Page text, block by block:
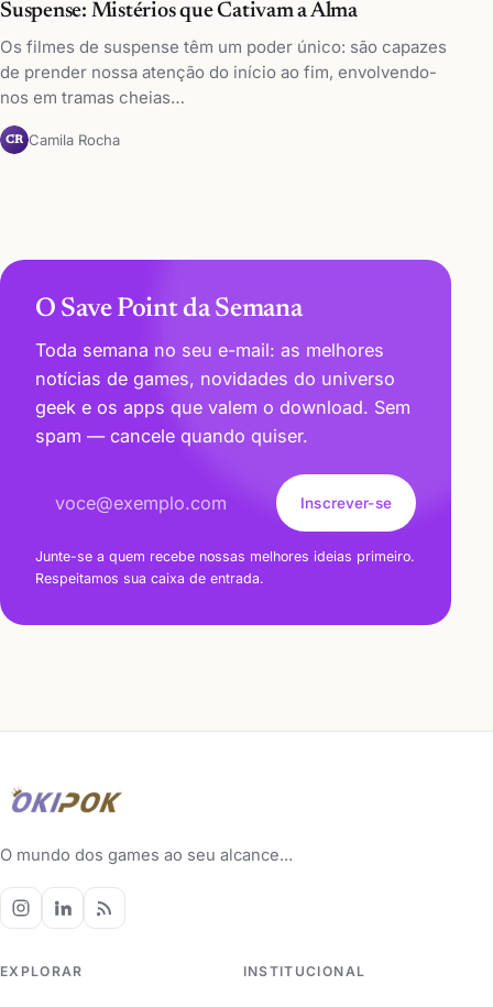
Suspense: Mistérios que Cativam a Alma
Os filmes de suspense têm um poder único: são capazes
de prender nossa atenção do início ao fim, envolvendo-
nos em tramas cheias…
CR Camila Rocha
O Save Point da Semana
Toda semana no seu e-mail: as melhores
notícias de games, novidades do universo
geek e os apps que valem o download. Sem
spam — cancele quando quiser.
Inscrever-se
Junte-se a quem recebe nossas melhores ideias primeiro.
Respeitamos sua caixa de entrada.
O mundo dos games ao seu alcance...
EXPLORAR INSTITUCIONAL